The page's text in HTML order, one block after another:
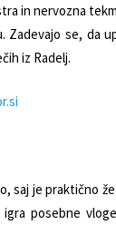
in nervozna
se, da
iz Radelj.
saj je praktično
posebne